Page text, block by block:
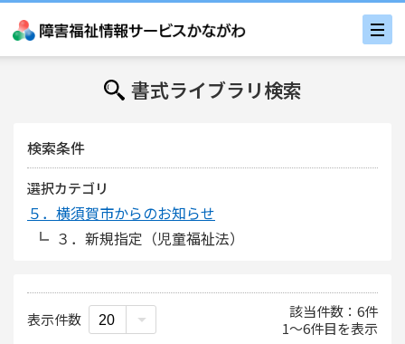
書式ライブラリ検索
検索条件
選択カテゴリ
５．横須賀市からのお知らせ
３．新規指定（児童福祉法）
表示件数 1〜6件目を表示
該当件数 6件